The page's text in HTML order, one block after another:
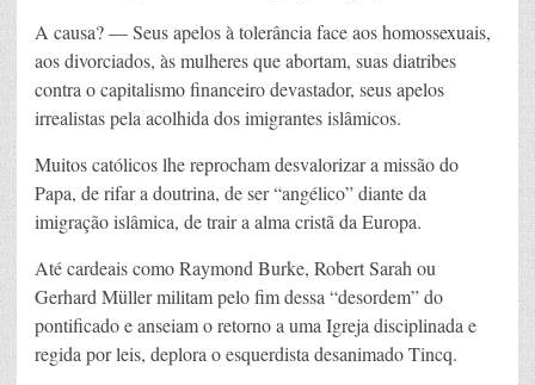
A causa? — Seus apelos à tolerância face aos homossexuais,
aos divorciados, às mulheres que abortam, suas diatribes
contra o capitalismo financeiro devastador, seus apelos
irrealistas pela acolhida dos imigrantes islâmicos.
Muitos católicos lhe reprocham desvalorizar a missão do
Papa, de rifar a doutrina, de ser “angélico” diante da
imigração islâmica, de trair a alma cristã da Europa.
Até cardeais como Raymond Burke, Robert Sarah ou
Gerhard Müller militam pelo fim dessa “desordem” do
pontificado e anseiam o retorno a uma Igreja disciplinada e
regida por leis, deplora o esquerdista desanimado Tincq.